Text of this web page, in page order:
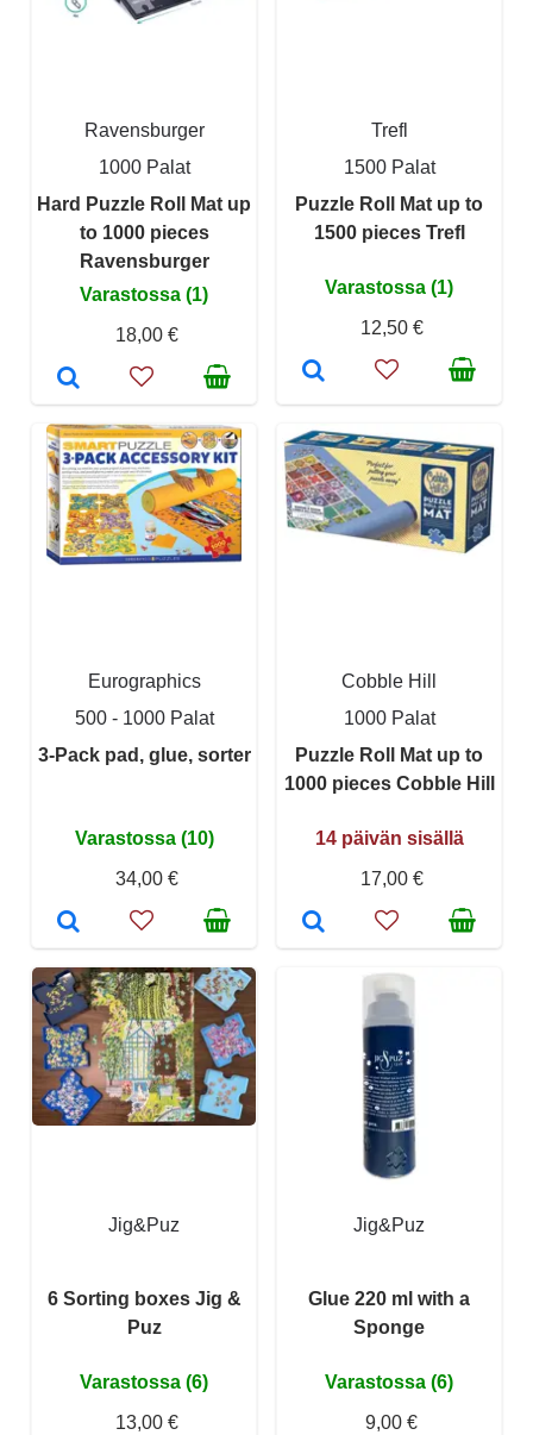
Ravensburger
1000 Palat
Hard Puzzle Roll Mat up
to 1000 pieces
Ravensburger
Varastossa (1)
18,00 €
Trefl
1500 Palat
Puzzle Roll Mat up to
1500 pieces Trefl
Varastossa (1)
12,50 €
Eurographics
500 - 1000 Palat
3-Pack pad, glue, sorter
Varastossa (10)
34,00 €
Cobble Hill
1000 Palat
Puzzle Roll Mat up to
1000 pieces Cobble Hill
14 päivän sisällä
17,00 €
Jig&Puz
6 Sorting boxes Jig &
Puz
Varastossa (6)
13,00 €
Jig&Puz
Glue 220 ml with a
Sponge
Varastossa (6)
9,00 €